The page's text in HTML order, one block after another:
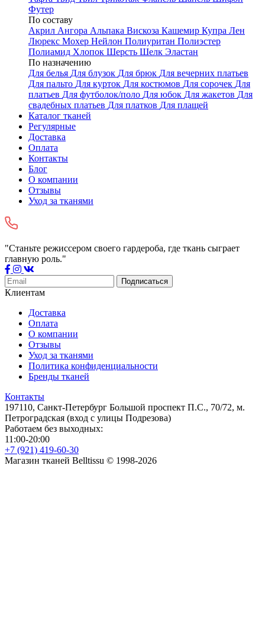
Футер
По составу
Акрил Ангора Альпака Вискоза Кашемир Купра Лен
Люрекс Мохер Нейлон Полиуритан Полиэстер
Полиамид Хлопок Шерсть Шелк Эластан
По назначению
Для белья Для блузок Для брюк Для вечерних платьев
Для пальто Для курток Для костюмов Для сорочек Для
платьев Для футболок/поло Для юбок Для жакетов Для
свадебных платьев Для платков Для плащей
Каталог тканей
Регулярные
Доставка
Оплата
Контакты
Блог
О компании
Отзывы
Уход за тканями
"Станьте режиссером своего гардероба, где ткань сыграет
главную роль."
Подписаться
Клиентам
Доставка
Оплата
О компании
Отзывы
Уход за тканями
Политика конфиденциальности
Бренды тканей
Контакты
197110, Санкт-Петербург Большой проспект П.С., 70/72, м.
Петроградская (вход с улицы Подрезова)
Работаем без выходных:
11:00-20:00
+7 (921) 419-60-30
Магазин тканей Belltissu © 1998-2026